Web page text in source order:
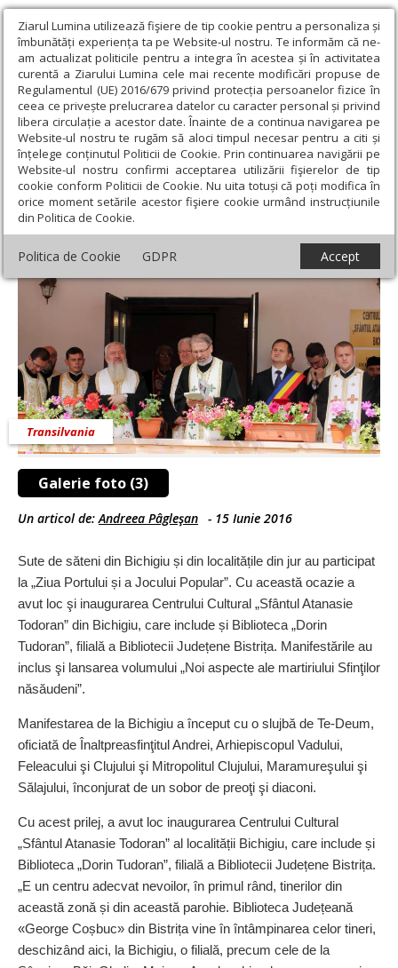
Ziarul Lumina utilizează fişiere de tip cookie pentru a personaliza și
îmbunătăți experiența ta pe Website-ul nostru. Te informăm că ne-
am actualizat politicile pentru a integra în acestea și în activitatea
curentă a Ziarului Lumina cele mai recente modificări propuse de
Regulamentul (UE) 2016/679 privind protecția persoanelor fizice în
ceea ce privește prelucrarea datelor cu caracter personal și privind
libera circulație a acestor date. Înainte de a continua navigarea pe
Website-ul nostru te rugăm să aloci timpul necesar pentru a citi și
înțelege conținutul Politicii de Cookie. Prin continuarea navigării pe
Website-ul nostru confirmi acceptarea utilizării fişierelor de tip
cookie conform Politicii de Cookie. Nu uita totuși că poți modifica în
orice moment setările acestor fişiere cookie urmând instrucțiunile
din Politica de Cookie.
Politica de Cookie GDPR Accept
Ziarul Lumina › Regionale › Transilvania › Sărbătoare culturală
la Bichigiu, Năsăud
Sărbătoare culturală la Bichigiu, Năsăud
Galerie foto (3)
Transilvania
Un articol de:Andreea Pâgleşan - 15 Iunie 2016
Sute de săteni din Bichigiu și din localitățile din jur au participat
la „Ziua Portului și a Jocului Popular”. Cu această ocazie a
avut loc şi inaugurarea Centrului Cultural „Sfântul Atanasie
Todoran” din Bichigiu, care include și Biblioteca „Dorin
Tudoran”, filială a Bibliotecii Județene Bistrița. Manifestările au
inclus şi lansarea volumului „Noi aspecte ale martiriului Sfinţilor
năsăudeni”.
Manifestarea de la Bichigiu a început cu o slujbă de Te-Deum,
oficiată de Înaltpreasfinţitul Andrei, Arhiepiscopul Vadului,
Feleacului şi Clujului şi Mitropolitul Clujului, Maramureşului şi
Sălajului, înconjurat de un sobor de preoţi şi diaconi.
Cu acest prilej, a avut loc inaugurarea Centrului Cultural
„Sfântul Atanasie Todoran” al localității Bichigiu, care include și
Biblioteca „Dorin Tudoran”, filială a Bibliotecii Județene Bistrița.
„E un centru adecvat nevoilor, în primul rând, tinerilor din
această zonă și din această parohie. Biblioteca Județeană
«George Coșbuc» din Bistrița vine în întâmpinarea celor tineri,
deschizând aici, la Bichigiu, o filială, precum cele de la